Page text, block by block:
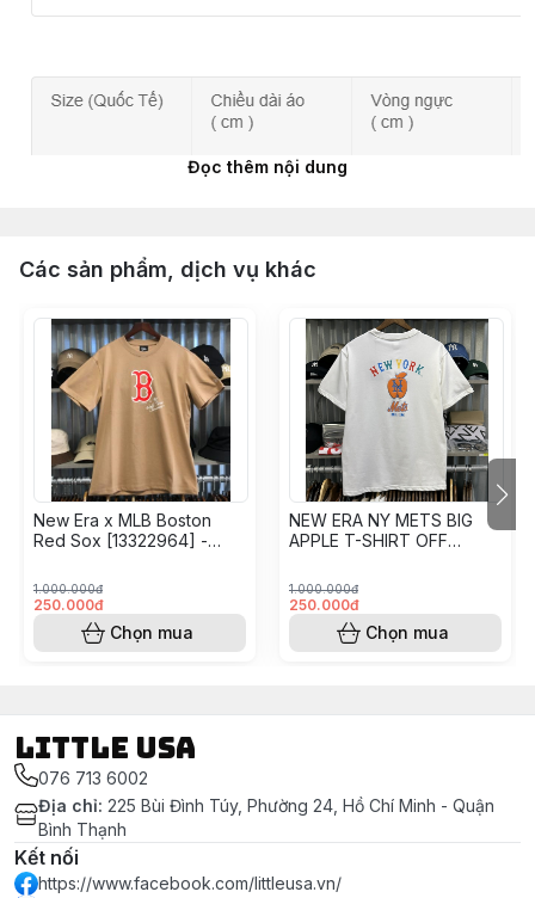
Đọc thêm nội dung
Các sản phẩm, dịch vụ khác
New Era x MLB Boston
Red Sox [13322964] -
1.000.000đ
250.000đ
Chọn mua
NEW ERA NY METS BIG
APPLE T-SHIRT OFF
1.000.000đ
250.000đ
Chọn mua
LITTLE USA
076 713 6002
Địa chỉ: 225 Bùi Đình Túy, Phường 24, Hồ Chí Minh - Quận
Bình Thạnh
Kết nối
https://www.facebook.com/littleusa.vn/